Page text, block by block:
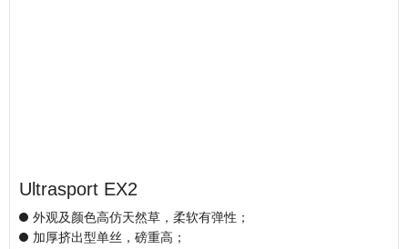
Ultrasport EX2
外观及颜色高仿天然草，柔软有弹性；
加厚挤出型单丝，磅重高；